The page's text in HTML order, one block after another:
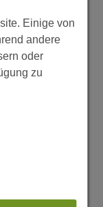
kam es
hatten
noch
uns für
Einige von
andere
oder
zu